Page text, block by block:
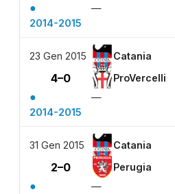
●
—
2014-2015
23 Gen 2015 Catania
4–0 ProVercelli
●
—
2014-2015
31 Gen 2015 Catania
2–0 Perugia
●
—